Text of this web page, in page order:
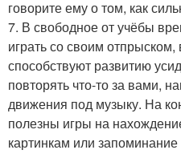
говорите ему о том, как
7. В свободное от учёбы
играть со своим
способствуют развитию
повторять что-то за вами,
движения под музыку. На
полезны игры на
картинкам или